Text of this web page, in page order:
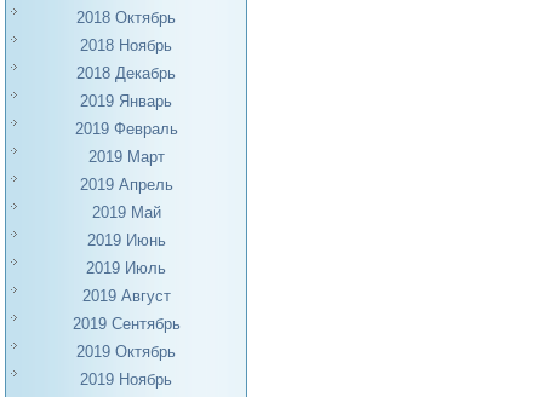
2018 Октябрь
2018 Ноябрь
2018 Декабрь
2019 Январь
2019 Февраль
2019 Март
2019 Апрель
2019 Май
2019 Июнь
2019 Июль
2019 Август
2019 Сентябрь
2019 Октябрь
2019 Ноябрь